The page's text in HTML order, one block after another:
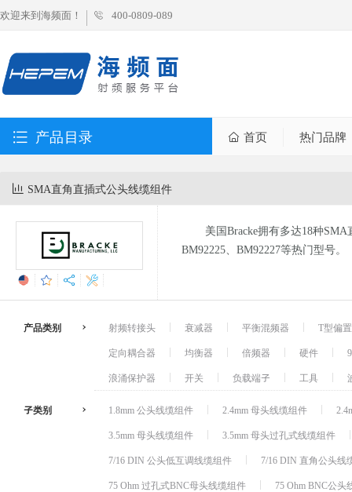
欢迎来到海频面！ 400-0809-089
产品目录 首页 热门品牌
SMA直角直插式公头线缆组件
美国Bracke拥有多达18种
BM92225、BM92227等热门型号。
产品类别 射频转接头 衰减器 平衡混频器
T型偏
定向耦合器
均衡器 倍频器 硬件
浪涌保护器
开关 负载端子 工具
子类别 1.8mm 公头线缆组件 2.4mm 母头线缆组件
3.5mm 母头线缆组件
3.5mm 母头过孔式线缆组件
7/16 DIN 公头低互调线缆组件
7/16 DIN 直角公头线
75 Ohm 过孔式BNC母头线缆组件
75 Ohm BNC公头